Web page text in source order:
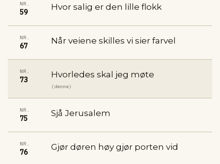
NR.
59
Hvor salig er den lille flokk
NR.
67
Når veiene skilles vi sier farvel
NR.
73
Hvorledes skal jeg møte
(denne)
NR.
75
Sjå Jerusalem
NR.
76
Gjør døren høy gjør porten vid